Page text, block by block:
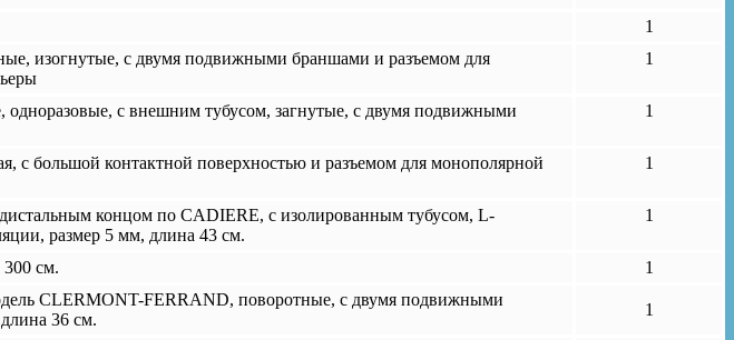
1
изогнутые, с двумя подвижными браншами и разъемом для
1
с внешним тубусом, загнутые, с двумя подвижными
1
с большой контактной поверхностью и разъемом для монополярной
1
концом по CADIERE, с изолированным тубусом, L-
размер 5 мм, длина 43 см.
1
см. 1
CLERMONT-FERRAND, поворотные, с двумя подвижными
36 см.
1